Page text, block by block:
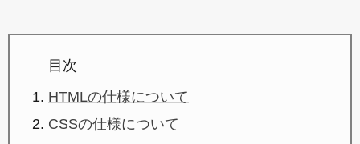
目次
HTMLの仕様について
CSSの仕様について